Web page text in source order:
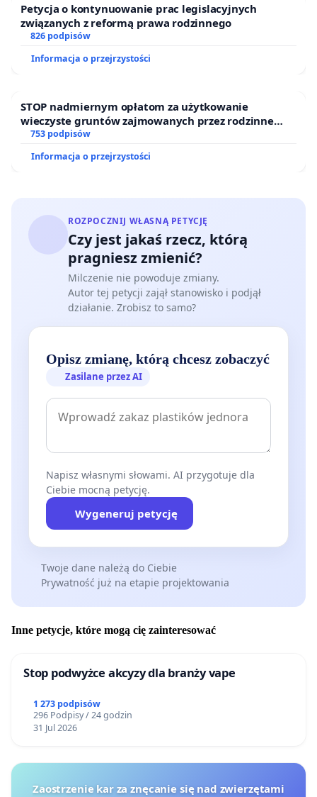
Petycja o kontynuowanie prac legislacyjnych
związanych z reformą prawa rodzinnego
826 podpisów
Informacja o przejrzystości
STOP nadmiernym opłatom za użytkowanie
wieczyste gruntów zajmowanych przez rodzinne
ogrody działkowe.
753 podpisów
Informacja o przejrzystości
ROZPOCZNIJ WŁASNĄ PETYCJĘ
Czy jest jakaś rzecz, którą
pragniesz zmienić?
Milczenie nie powoduje zmiany.
Autor tej petycji zajął stanowisko i podjął
działanie. Zrobisz to samo?
Opisz zmianę, którą chcesz zobaczyć
Zasilane przez AI
Napisz własnymi słowami. AI przygotuje dla
Ciebie mocną petycję.
Wygeneruj petycję
Twoje dane należą do Ciebie
Prywatność już na etapie projektowania
Inne petycje, które mogą cię zainteresować
Stop podwyżce akcyzy dla branży vape
1 273 podpisów
296 Podpisy / 24 godzin
31 Jul 2026
Zaostrzenie kar za znęcanie się nad zwierzętami